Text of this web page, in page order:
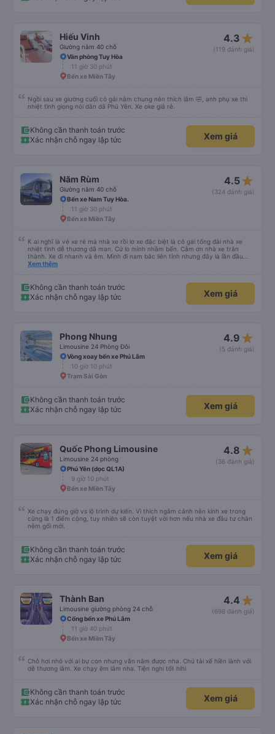
Hiếu Vinh
Giường nằm 40 chỗ
4.3 star_rate
(119 đánh giá)
Văn phòng Tuy Hòa
11 giờ 30 phút
Bến xe Miền Tây
Ngồi sau xe giường cuối có gái nằm chung nên thích lắm 🤣, anh phụ xe thì
nhiệt tình giọng nói dân dã Phú Yên. Xe oke giá rẻ.
Không cần thanh toán trước
Xác nhận chỗ ngay lập tức
Xem giá
Năm Rùm
Giường nằm 40 chỗ
4.5 star_rate
(324 đánh giá)
Bến xe Nam Tuy Hòa.
11 giờ 30 phút
Bến xe Miền Tây
K ai nghĩ là vé xe rẻ mà nhà xe rồi lơ xe đặc biệt là cô gái tổng đài nhà xe
nhiệt tình dễ thương dã man. Cứ lo mình nhầm bến. Cảm ơn nhà xe trân
thành. Xe đi nhanh và êm. Mình đi nam bắc liên tỉnh nhưng đây là lần đầu
ngủ trên xe quên cả điếu. Kính mong nhà xe hỗ trợ giúp mình lấy lại kỉ bật
Xem thêm
Không cần thanh toán trước
Xác nhận chỗ ngay lập tức
Xem giá
Phong Nhung
Limousine 24 Phòng Đôi
4.9 star_rate
(5 đánh giá)
Vòng xoay bến xe Phú Lâm
10 giờ 10 phút
Trạm Sài Gòn
Không cần thanh toán trước
Xác nhận chỗ ngay lập tức
Xem giá
Quốc Phong Limousine
Limousine 24 phòng
4.8 star_rate
(36 đánh giá)
Phú Yên (dọc QL1A)
9 giờ 10 phút
Bến xe Miền Tây
Xe chạy đúng giờ vs lộ trình dự kiến. Vì thích ngắm cảnh nên kính xe trong
cũng là 1 điểm cộng, tuy nhiên sẽ còn tuyệt vời hơn nếu nhà xe đầu tư chăn
nệm gối mới.
Không cần thanh toán trước
Xác nhận chỗ ngay lập tức
Xem giá
Thành Ban
Limousine giường phòng 24 chỗ
4.4 star_rate
(698 đánh giá)
Cổng bến xe Phú Lâm
11 giờ 40 phút
Bến xe Miền Tây
Chỗ hơi nhỏ với ai bự con nhưng vẫn nằm được nha. Chú tài xế hiền lành với
dễ thương lắm. Xe chạy êm lắm nha. Tiện nghi tốt hihi
Không cần thanh toán trước
Xác nhận chỗ ngay lập tức
Xem giá